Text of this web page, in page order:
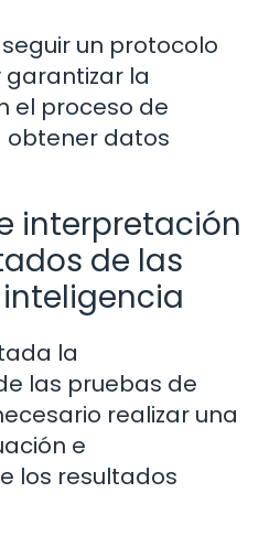
un protocolo
la
el proceso de
obtener datos
interpretación
de las
la
las pruebas de
realizar una
e
los resultados